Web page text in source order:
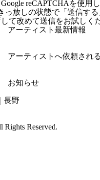
reCAPTCHAを使用し
放しの状態で「送信す
て改めて送信をお試しく
アーティスト最新情報
アーティストへ依頼され
お知らせ
Rights Reserved.